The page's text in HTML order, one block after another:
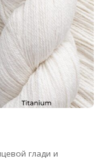
глади и